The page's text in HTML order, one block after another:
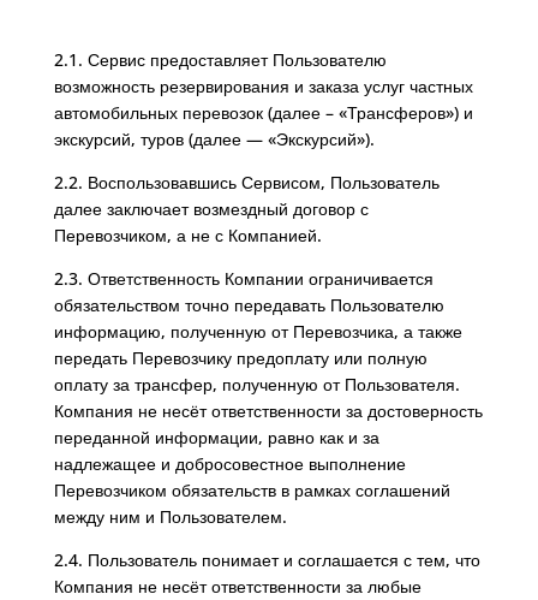
2.1. Сервис предоставляет Пользователю
возможность резервирования и заказа услуг частных
автомобильных перевозок (далее – «Трансферов») и
экскурсий, туров (далее — «Экскурсий»).
2.2. Воспользовавшись Сервисом, Пользователь
далее заключает возмездный договор с
Перевозчиком, а не с Компанией.
2.3. Ответственность Компании ограничивается
обязательством точно передавать Пользователю
информацию, полученную от Перевозчика, а также
передать Перевозчику предоплату или полную
оплату за трансфер, полученную от Пользователя.
Компания не несёт ответственности за достоверность
переданной информации, равно как и за
надлежащее и добросовестное выполнение
Перевозчиком обязательств в рамках соглашений
между ним и Пользователем.
2.4. Пользователь понимает и соглашается с тем, что
Компания не несёт ответственности за любые